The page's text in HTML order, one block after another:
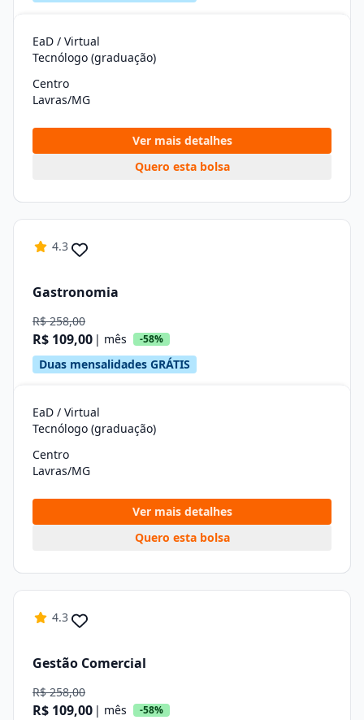
EaD / Virtual
Tecnólogo (graduação)
Centro
Lavras/MG
Ver mais detalhes
Quero esta bolsa
4.3
Gastronomia
R$ 258,00
R$ 109,00 | mês -58%
Duas mensalidades GRÁTIS
EaD / Virtual
Tecnólogo (graduação)
Centro
Lavras/MG
Ver mais detalhes
Quero esta bolsa
4.3
Gestão Comercial
R$ 258,00
R$ 109,00 | mês -58%